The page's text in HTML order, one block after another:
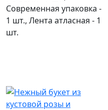
Современная упаковка -
1 шт., Лента атласная - 1
шт.